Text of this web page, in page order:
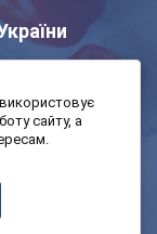
сайту, а